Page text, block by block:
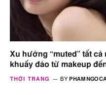
Xu hướng “muted” tất
khuấy đảo từ makeup
THỜI TRANG BY